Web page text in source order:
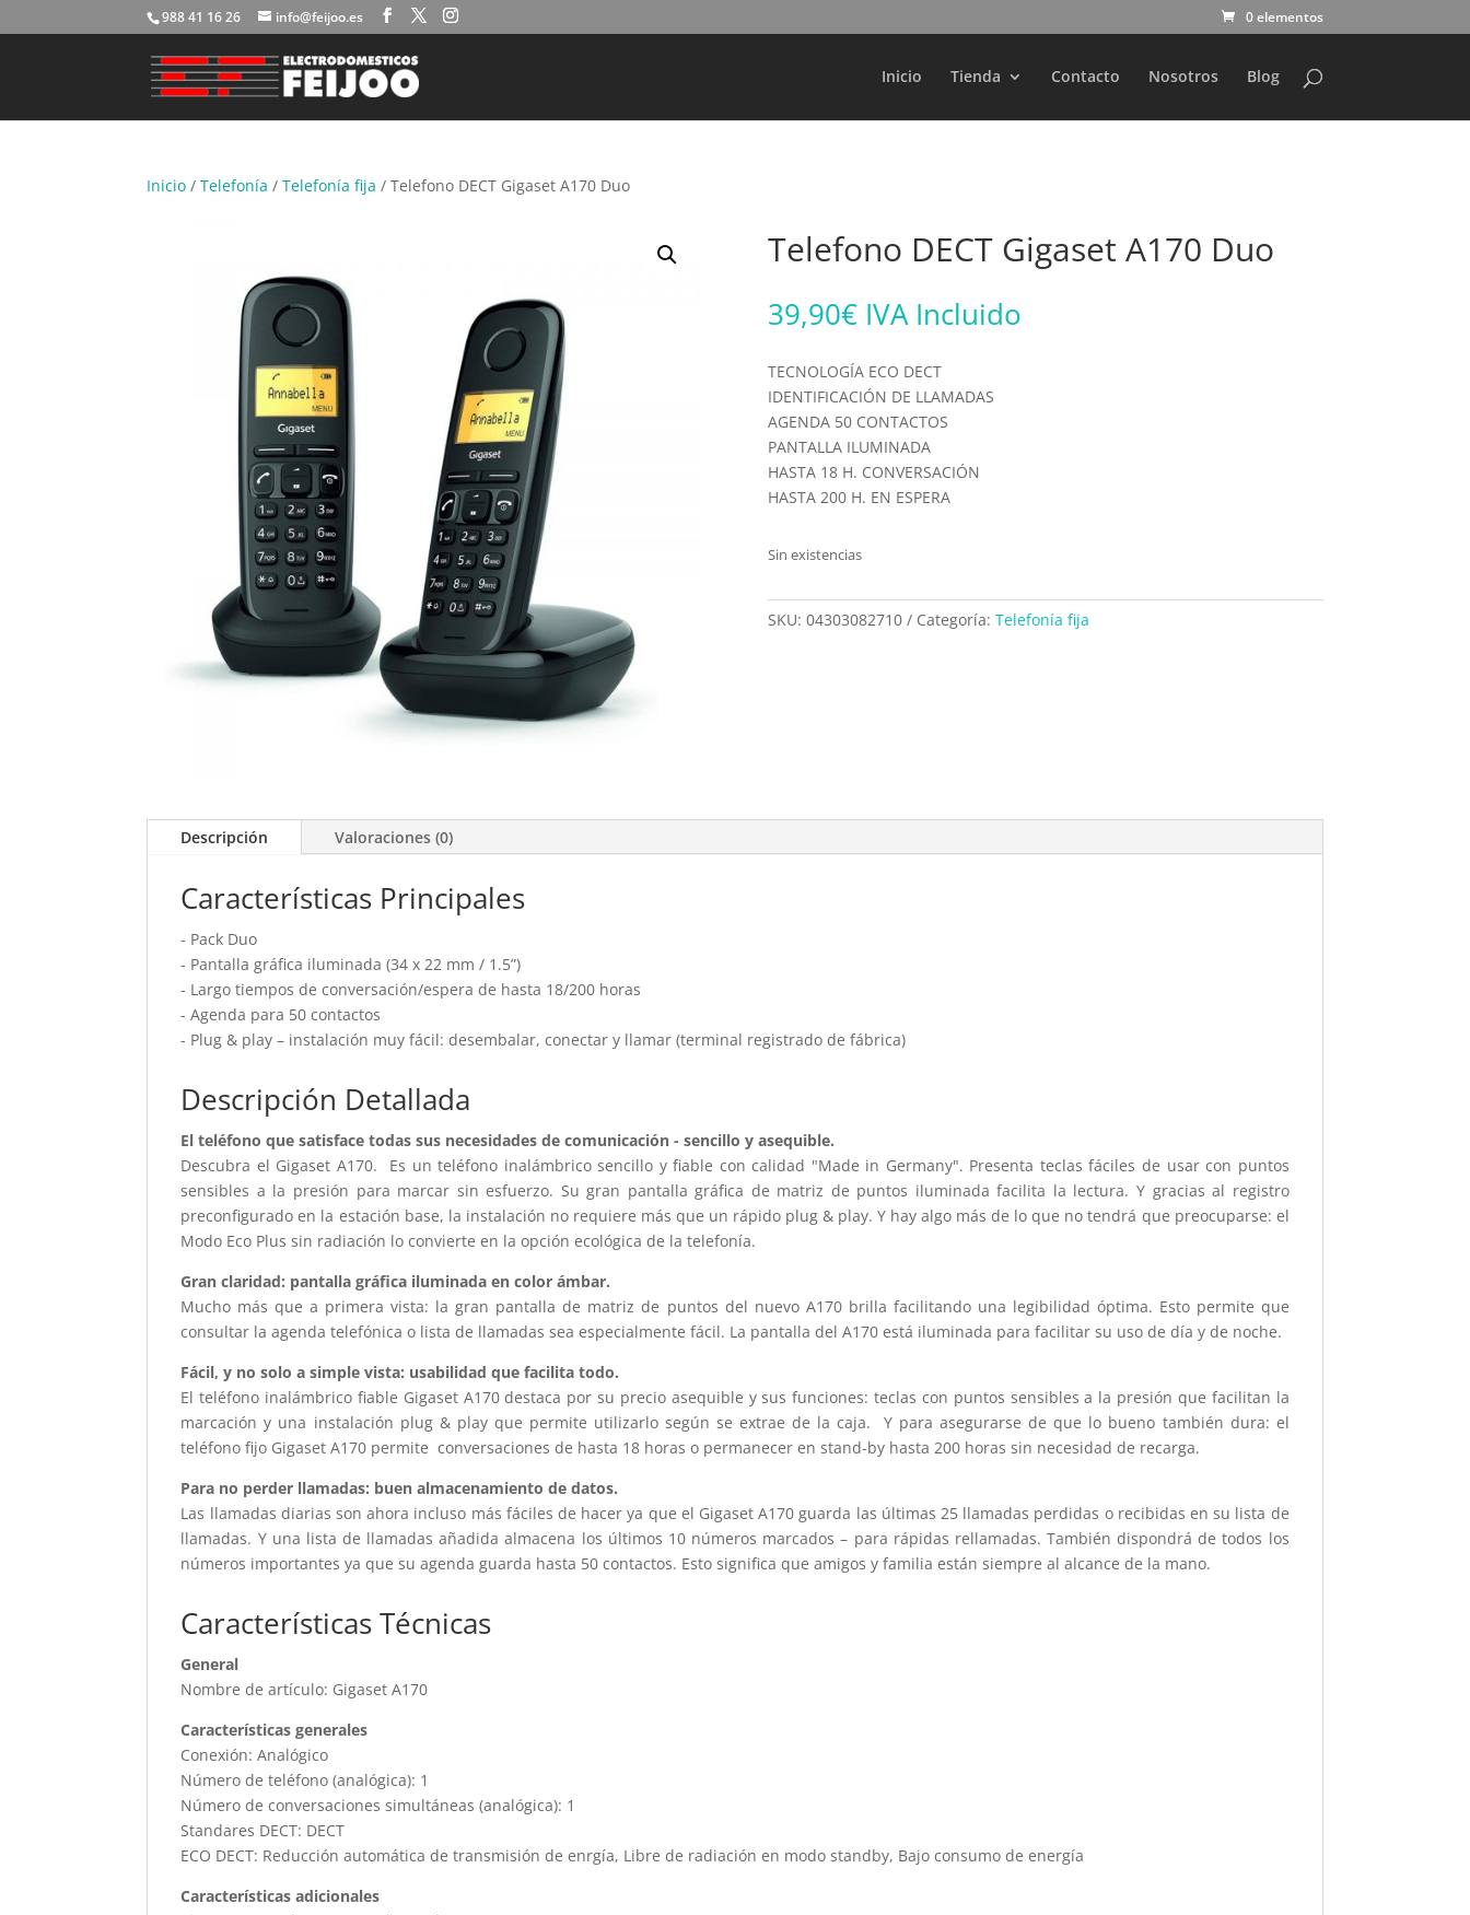
988 41 16 26 info@feijoo.es 0 elementos
Inicio Tienda Contacto Nosotros Blog
Búsqueda
productos
Inicio /Telefonía /Telefonía fija / Telefono DECT Gigaset A170 Duo
Telefono DECT Gigaset A170 Duo
39,90€ IVA Incluido
TECNOLOGÍA ECO DECT
IDENTIFICACIÓN DE LLAMADAS
AGENDA 50 CONTACTOS
PANTALLA ILUMINADA
HASTA 18 H. CONVERSACIÓN
HASTA 200 H. EN ESPERA
Sin existencias
SKU: 04303082710 Categoría: Telefonía fija
Descripción Valoraciones (0)
Características Principales
- Pack Duo
- Pantalla gráfica iluminada (34 x 22 mm / 1.5”)
- Largo tiempos de conversación/espera de hasta 18/200 horas
- Agenda para 50 contactos
- Plug & play – instalación muy fácil: desembalar, conectar y llamar (terminal registrado de fábrica)
Descripción Detallada
El teléfono que satisface todas sus necesidades de comunicación - sencillo y asequible.
Descubra el Gigaset A170. Es un teléfono inalámbrico sencillo y fiable con calidad "Made in Germany". Presenta teclas fáciles de usar con puntos
sensibles a la presión para marcar sin esfuerzo. Su gran pantalla gráfica de matriz de puntos iluminada facilita la lectura. Y gracias al registro
preconfigurado en la estación base, la instalación no requiere más que un rápido plug & play. Y hay algo más de lo que no tendrá que preocuparse: el
Modo Eco Plus sin radiación lo convierte en la opción ecológica de la telefonía.
Gran claridad: pantalla gráfica iluminada en color ámbar.
Mucho más que a primera vista: la gran pantalla de matriz de puntos del nuevo A170 brilla facilitando una legibilidad óptima. Esto permite que
consultar la agenda telefónica o lista de llamadas sea especialmente fácil. La pantalla del A170 está iluminada para facilitar su uso de día y de noche.
Fácil, y no solo a simple vista: usabilidad que facilita todo.
El teléfono inalámbrico fiable Gigaset A170 destaca por su precio asequible y sus funciones: teclas con puntos sensibles a la presión que facilitan la
marcación y una instalación plug & play que permite utilizarlo según se extrae de la caja. Y para asegurarse de que lo bueno también dura: el
teléfono fijo Gigaset A170 permite conversaciones de hasta 18 horas o permanecer en stand-by hasta 200 horas sin necesidad de recarga.
Para no perder llamadas: buen almacenamiento de datos.
Las llamadas diarias son ahora incluso más fáciles de hacer ya que el Gigaset A170 guarda las últimas 25 llamadas perdidas o recibidas en su lista de
llamadas. Y una lista de llamadas añadida almacena los últimos 10 números marcados – para rápidas rellamadas. También dispondrá de todos los
números importantes ya que su agenda guarda hasta 50 contactos. Esto significa que amigos y familia están siempre al alcance de la mano.
Características Técnicas
General
Nombre de artículo: Gigaset A170
Características generales
Conexión: Analógico
Número de teléfono (analógica): 1
Número de conversaciones simultáneas (analógica): 1
Standares DECT: DECT
ECO DECT: Reducción automática de transmisión de enrgía, Libre de radiación en modo standby, Bajo consumo de energía
Características adicionales